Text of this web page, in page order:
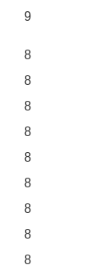
9
8
8
8
8
8
8
8
8
8